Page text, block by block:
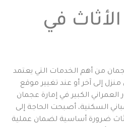
في
من أهم الخدمات التي يعتمد
إلى آخر أو عند تغيير موقع
الكبير في إمارة عجمان
السكنية، أصبحت الحاجة إلى
ضرورة أساسية لضمان عملية